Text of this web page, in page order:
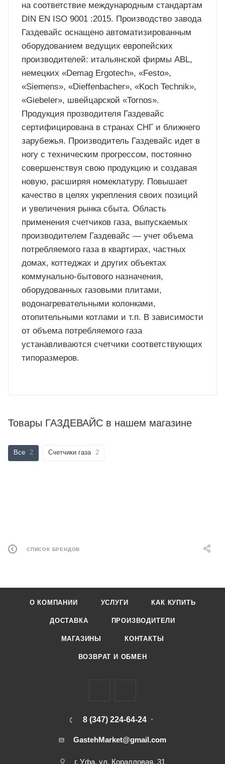
на соответствие международным стандартам
DIN EN ISO 9001 :2015. Производство завода
Газдевайс оснащено автоматизированным
оборудованием ведущих европейских
производителей: итальянской фирмы ABL,
немецких «Demag Ergotech», «Festo»,
«Siemens», «Dieffenbacher», «Koch Technik»,
«Giebeler», швейцарской «Tornos».
Продукция прозводителя Газдевайс
сертифицирована в странах СНГ и ближнего
зарубежья. Производитель Газдевайс идет в
ногу с техническим прогрессом, постоянно
совершенствуя свою продукцию и создавая
новую, расширяя номеклатуру. Повышает
качество в целях укрепления своих позиций
и увеличения рынка сбыта. Область
применения счетчиков газа, выпускаемых
производителем Газдевайс — учет объема
потребляемого газа в квартирах, частных
домах, коттеджах и других объектах
коммунально-бытового назначения,
оборудованных газовыми плитами,
водонагревательными колонками,
отопительными котлами и т.п. В зависимости
от объема потребляемого газа
устанавливаются счетчики соответствующих
типоразмеров.
Товары ГАЗДЕВАЙС в нашем магазине
Все 2 Счетчики газа 2
СПИСОК БРЕНДОВ
О КОМПАНИИ УСЛУГИ КАК КУПИТЬ
ДОСТАВКА ПРОИЗВОДИТЕЛИ
МАГАЗИНЫ КОНТАКТЫ
ВОЗВРАТ И ОБМЕН
8 (347) 224-64-24
GastehMarket@gmail.com
г. Уфа, ул. Коралловая, 31